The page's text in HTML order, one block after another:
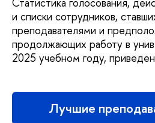
и списки сотрудников,
преподавателями и
продолжающих работу в
2025 учебном году,
Лучшие